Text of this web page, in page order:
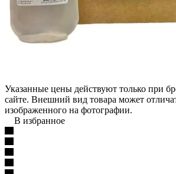
Указанные цены действуют только при
сайте. Внешний вид товара может
изображенного на фотографии.
В избранное